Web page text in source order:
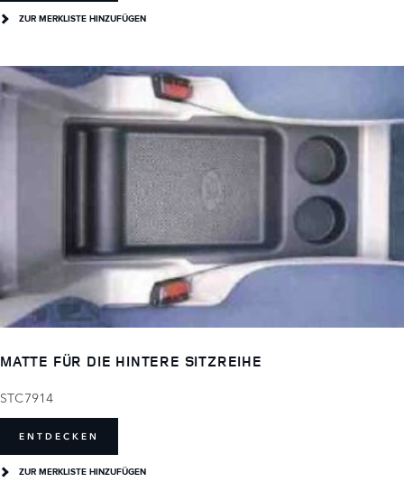
ZUR MERKLISTE HINZUFÜGEN
MATTE FÜR DIE HINTERE SITZREIHE
STC7914
ENTDECKEN
ZUR MERKLISTE HINZUFÜGEN